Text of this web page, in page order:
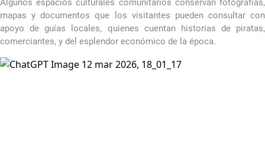
Algunos espacios culturales comunitarios conservan fotografías,
mapas y documentos que los visitantes pueden consultar con
apoyo de guías locales, quienes cuentan historias de piratas,
comerciantes, y del esplendor económico de la época.